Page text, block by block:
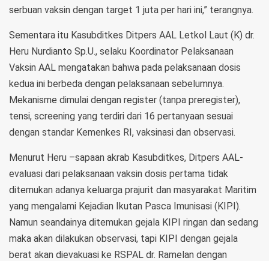
serbuan vaksin dengan target 1 juta per hari ini,” terangnya.
Sementara itu Kasubditkes Ditpers AAL Letkol Laut (K) dr.
Heru Nurdianto Sp.U., selaku Koordinator Pelaksanaan
Vaksin AAL mengatakan bahwa pada pelaksanaan dosis
kedua ini berbeda dengan pelaksanaan sebelumnya.
Mekanisme dimulai dengan register (tanpa preregister),
tensi, screening yang terdiri dari 16 pertanyaan sesuai
dengan standar Kemenkes RI, vaksinasi dan observasi.
Menurut Heru –sapaan akrab Kasubditkes, Ditpers AAL-
evaluasi dari pelaksanaan vaksin dosis pertama tidak
ditemukan adanya keluarga prajurit dan masyarakat Maritim
yang mengalami Kejadian Ikutan Pasca Imunisasi (KIPI).
Namun seandainya ditemukan gejala KIPI ringan dan sedang
maka akan dilakukan observasi, tapi KIPI dengan gejala
berat akan dievakuasi ke RSPAL dr. Ramelan dengan